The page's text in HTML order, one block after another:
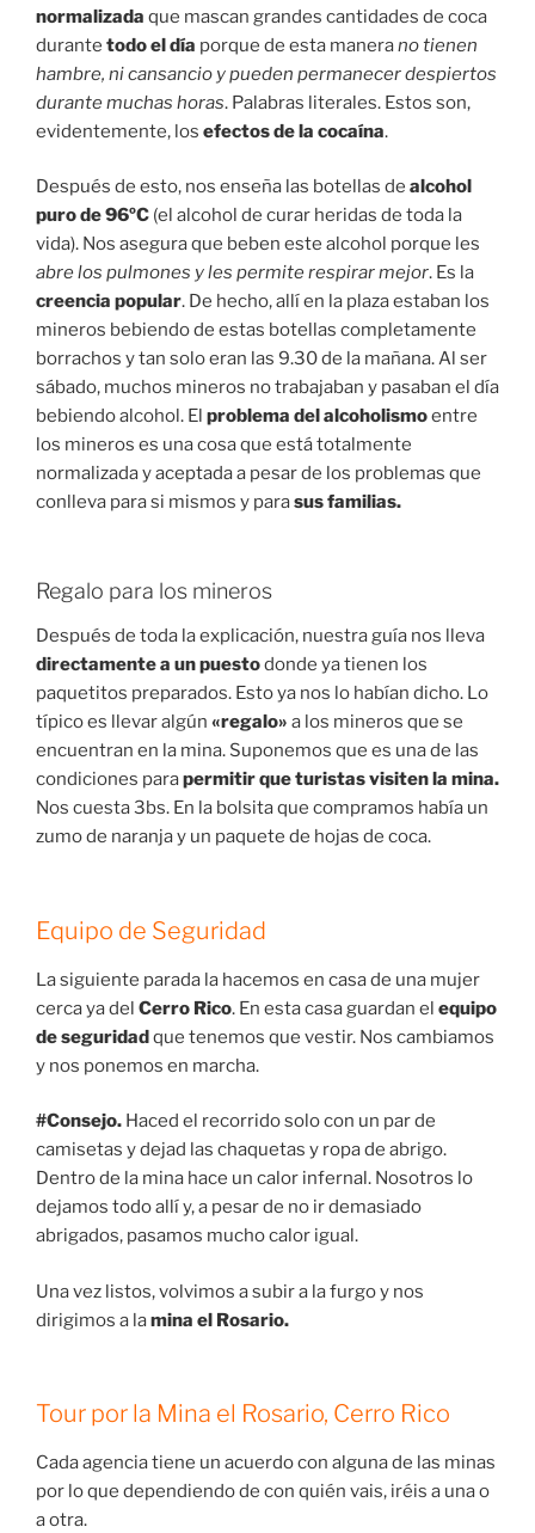
normalizada que mascan grandes cantidades de coca
durante todo el día porque de esta manerano tienen
hambre, ni cansancio y pueden permanecer despiertos
durante muchas horas. Palabras literales. Estos son,
evidentemente, los efectos de la cocaína.
Después de esto, nos enseña las botellas de alcohol
puro de 96ºC (el alcohol de curar heridas de toda la
vida). Nos asegura que beben este alcohol porque les
abre los pulmones y les permite respirar mejor. Es la
creencia popular. De hecho, allí en la plaza estaban los
mineros bebiendo de estas botellas completamente
borrachos y tan solo eran las 9.30 de la mañana. Al ser
sábado, muchos mineros no trabajaban y pasaban el día
bebiendo alcohol. El problema del alcoholismoentre
los mineros es una cosa que está totalmente
normalizada y aceptada a pesar de los problemas que
conlleva para si mismos y parasus familias.
Regalo para los mineros
Después de toda la explicación, nuestra guía nos lleva
directamente a un puestodonde ya tienen los
paquetitos preparados. Esto ya nos lo habían dicho. Lo
típico es llevar algún «regalo» a los mineros que se
encuentran en la mina. Suponemos que es una de las
condiciones parapermitir que turistas visiten la mina.
Nos cuesta 3bs. En la bolsita que compramos había un
zumo de naranja y un paquete de hojas de coca.
Equipo de Seguridad
La siguiente parada la hacemos en casa de una mujer
cerca ya del Cerro Rico. En esta casa guardan el equipo
de seguridadque tenemos que vestir. Nos cambiamos
y nos ponemos en marcha.
#Consejo. Haced el recorrido solo con un par de
camisetas y dejad las chaquetas y ropa de abrigo.
Dentro de la mina hace un calor infernal. Nosotros lo
dejamos todo allí y, a pesar de no ir demasiado
abrigados, pasamos mucho calor igual.
Una vez listos, volvimos a subir a la furgo y nos
dirigimos a lamina el Rosario.
Tour por la Mina el Rosario, Cerro Rico
Cada agencia tiene un acuerdo con alguna de las minas
por lo que dependiendo de con quién vais, iréis a una o
a otra.